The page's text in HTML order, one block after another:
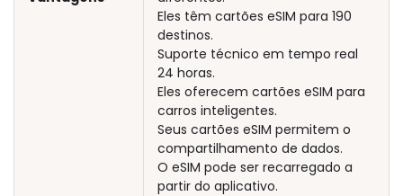
Eles têm cartões eSIM para 190
destinos.
Suporte técnico em tempo real
24 horas.
Eles oferecem cartões eSIM para
carros inteligentes.
Seus cartões eSIM permitem o
compartilhamento de dados.
O eSIM pode ser recarregado a
partir do aplicativo.